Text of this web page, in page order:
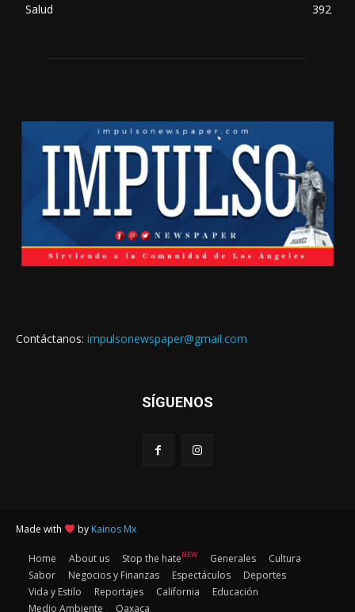
Salud
392
Contáctanos: impulsonewspaper@gmail.com
SÍGUENOS
Made with by Kainos Mx
Home About us Stop the hateNEW Generales
Cultura
Sabor
Negocios y Finanzas Espectáculos
Deportes
Vida y Estilo
Reportajes California
Educación
Medio Ambiente
Oaxaca